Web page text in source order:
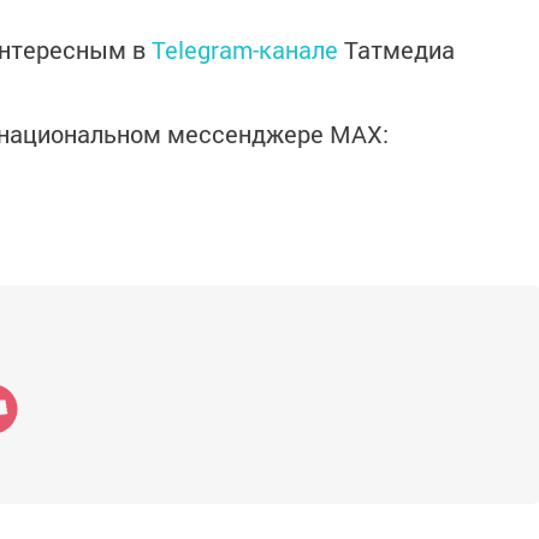
вTelegram-канале Татмедиа
мессенджере MАХ: